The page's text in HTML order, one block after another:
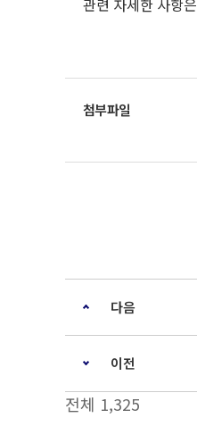
관련 자세한 사항
다음
이전
전체 1,325